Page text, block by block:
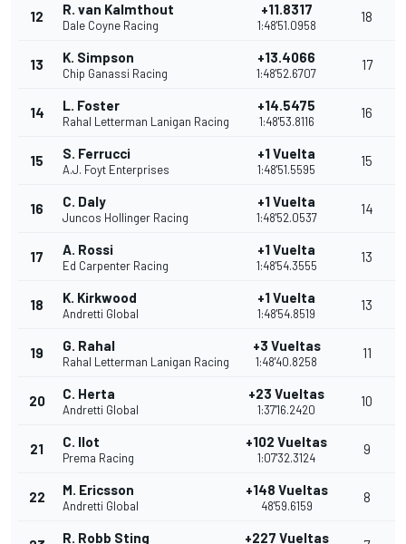
12 R. van Kalmthout
Dale Coyne Racing
+11.8317
1:48'51.0958
18
13 K. Simpson
Chip Ganassi Racing
+13.4066
1:48'52.6707
17
14 L. Foster
Rahal Letterman Lanigan Racing
+14.5475
1:48'53.8116
16
15 S. Ferrucci
A.J. Foyt Enterprises
+1 Vuelta
1:48'51.5595
15
16 C. Daly
Juncos Hollinger Racing
+1 Vuelta
1:48'52.0537
14
17 A. Rossi
Ed Carpenter Racing
+1 Vuelta
1:48'54.3555
13
18 K. Kirkwood
Andretti Global
+1 Vuelta
1:48'54.8519
13
19 G. Rahal
Rahal Letterman Lanigan Racing
+3 Vueltas
1:48'40.8258
11
20 C. Herta
Andretti Global
+23 Vueltas
1:37'16.2420
10
21 C. Ilot
Prema Racing
+102 Vueltas
1:07'32.3124
9
22 M. Ericsson
Andretti Global
+148 Vueltas
48'59.6159
8
R. Robb Sting +227 Vueltas